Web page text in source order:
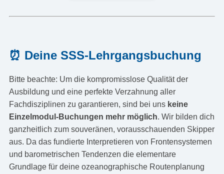
⏰ Deine SSS-Lehrgangsbuchung
Bitte beachte: Um die kompromisslose Qualität der
Ausbildung und eine perfekte Verzahnung aller
Fachdisziplinen zu garantieren, sind bei uns keine
Einzelmodul-Buchungen mehr möglich. Wir bilden dich
ganzheitlich zum souveränen, vorausschauenden Skipper
aus. Da das fundierte Interpretieren von Frontensystemen
und barometrischen Tendenzen die elementare
Grundlage für deine ozeanographische Routenplanung